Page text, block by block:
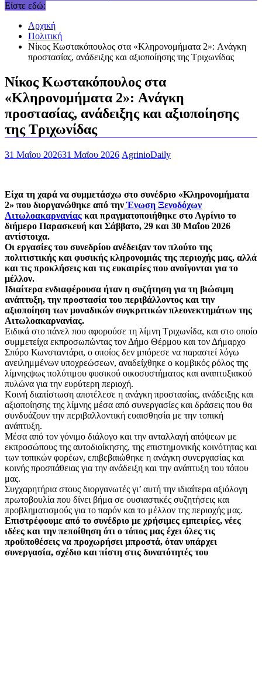
Είστε εδώ:
Αρχική
Πολιτική
Νίκος Κωστακόπουλος στα «Κληρονομήματα 2»: Aνάγκη
προστασίας, ανάδειξης και αξιοποίησης της Tριχωνίδας
Νίκος Κωστακόπουλος στα
«Κληρονομήματα 2»: Aνάγκη
προστασίας, ανάδειξης και αξιοποίησης
της Tριχωνίδας
31 Μαΐου 202631 Μαΐου 2026 AgrinioDaily
Είχα τη χαρά να συμμετάσχω στο συνέδριο «Κληρονομήματα
2» που διοργανώθηκε από τηνΈνωση Ξενοδόχων
Αιτωλοακαρνανίας και πραγματοποιήθηκε στο Αγρίνιο το
διήμερο Παρασκευή και Σάββατο, 29 και 30 Μαΐου 2026
αντίστοιχα.
Οι εργασίες του συνεδρίου ανέδειξαν τον πλούτο της
πολιτιστικής και φυσικής κληρονομιάς της περιοχής μας, αλλά
και τις προκλήσεις και τις ευκαιρίες που ανοίγονται για το
μέλλον.
Ιδιαίτερα ενδιαφέρουσα ήταν η συζήτηση για τη βιώσιμη
ανάπτυξη, την προστασία του περιβάλλοντος και την
αξιοποίηση των μοναδικών συγκριτικών πλεονεκτημάτων της
Αιτωλοακαρνανίας.
Ειδικά στο πάνελ που αφορούσε τη λίμνη Τριχωνίδα, και στο οποίο
συμμετείχα εκπροσωπώντας τον Δήμο Θέρμου και τον Δήμαρχο
Σπύρο Κωνσταντάρα, ο οποίος δεν μπόρεσε να παραστεί λόγω
ανειλημμένων υποχρεώσεων, αναδείχθηκε ο κομβικός ρόλος της
λίμνηςψως πολύτιμου φυσικού οικοσυστήματος και αναπτυξιακού
πυλώνα για την ευρύτερη περιοχή.
Κοινή διαπίστωση αποτέλεσε η ανάγκη προστασίας, ανάδειξης και
αξιοποίησης της λίμνης μέσα από συνεργασίες και δράσεις που θα
συνδυάζουν την περιβαλλοντική ευαισθησία με την τοπική
ανάπτυξη.
Μέσα από τον γόνιμο διάλογο και την ανταλλαγή απόψεων με
εκπροσώπους της αυτοδιοίκησης, της επιστημονικής κοινότητας και
των τοπικών φορέων, επιβεβαιώθηκε η ανάγκη συνεργασίας και
κοινής προσπάθειας για την ανάδειξη και την ανάπτυξη του τόπου
μας.
Συγχαρητήρια στους διοργανωτές γι’ αυτή την ιδιαίτερα αξιόλογη
πρωτοβουλία που δίνει βήμα σε ουσιαστικές συζητήσεις και
προβληματισμούς για το παρόν και το μέλλον της περιοχής μας.
Επιστρέφουμε από το συνέδριο με χρήσιμες εμπειρίες, νέες
ιδέες και την πεποίθηση ότι ο τόπος μας έχει όλες τις
προϋποθέσεις να προχωρήσει μπροστά, όταν υπάρχει
συνεργασία, σχέδιο και πίστη στις δυνατότητές του